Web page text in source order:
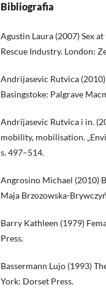
Bibliografia
Agustin Laura (2007) Sex
Rescue Industry. London:
Andrijasevic Rutvica
Basingstoke: Palgrave
Andrijasevic Rutvica i in.
mobility, mobilisation.
s. 497–514.
Angrosino Michael (2010)
Maja Brzozowska-
Barry Kathleen (1979)
Press.
Bassermann Lujo (1993)
York: Dorset Press.